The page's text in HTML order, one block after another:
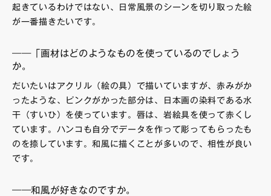
起きているわけではない、日常風景のシーンを切り取った絵
が一番描きたいです。
――「画材はどのようなものを使っているのでしょう
か。
だいたいはアクリル（絵の具）で描いていますが、赤みがか
ったような、ピンクがかった部分は、日本画の染料である水
干（すいひ）を使っています。唇は、岩絵具を使って赤くし
ています。ハンコも自分でデータを作って彫ってもらったも
のを捺しています。和風に描くことが多いので、相性が良い
です。
――和風が好きなのですか。